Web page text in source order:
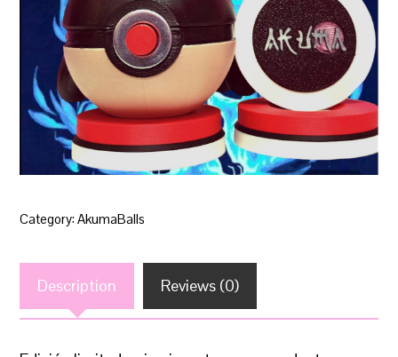
Category:AkumaBalls
Description Reviews (0)